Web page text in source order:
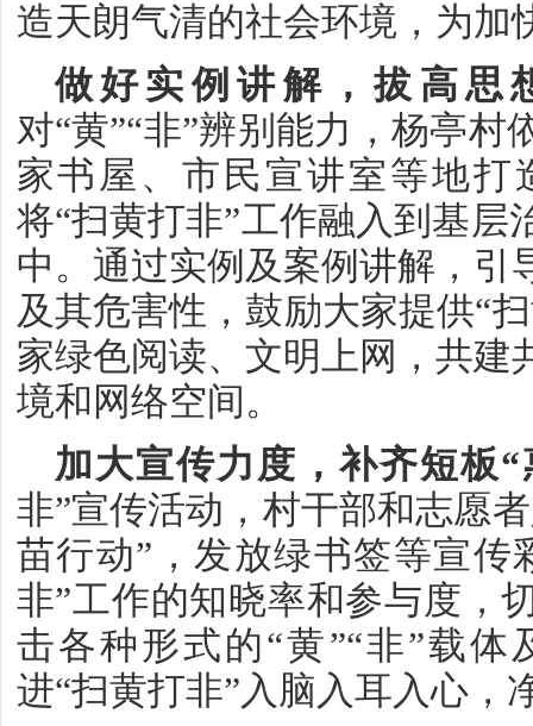
造天朗气清的社会环境，为加
做好实例讲解，拔高思
对“黄”“非”辨别能力，杨亭
家书屋、市民宣讲室等地打
将“扫黄打非”工作融入到基层
中。通过实例及案例讲解，引
及其危害性，鼓励大家提供“
家绿色阅读、文明上网，共建
境和网络空间。
加大宣传力度，补齐短板
非”宣传活动，村干部和志愿
苗行动”，发放绿书签等宣传
非”工作的知晓率和参与度，
击各种形式的“黄”“非”载
进“扫黄打非”入脑入耳入心，